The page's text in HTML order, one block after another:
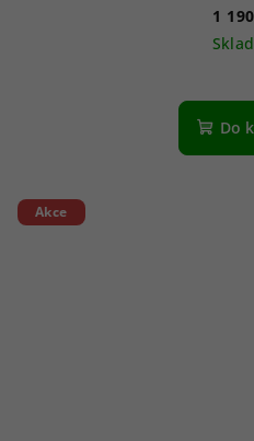
1
Do
Akce